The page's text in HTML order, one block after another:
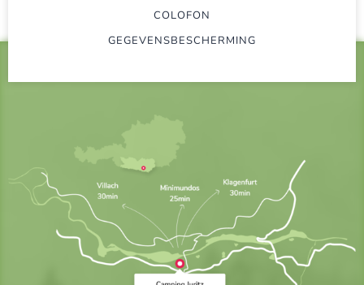
COLOFON
GEGEVENSBESCHERMING